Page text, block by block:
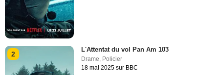
2
L'Attentat du vol Pan Am 103
Drame Policier
18 mai 2025 sur BBC